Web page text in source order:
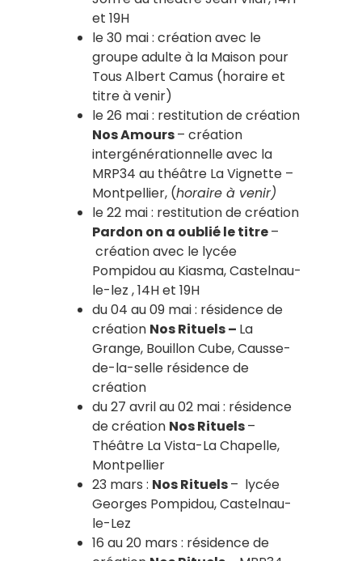
et 19H
le 30 mai : création avec le
groupe adulte à la Maison pour
Tous Albert Camus (horaire et
titre à venir)
le 26 mai : restitution de création
Nos Amours– création
intergénérationnelle avec la
MRP34 au théâtre La Vignette –
Montpellier, (horaire à venir)
le 22 mai : restitution de création
Pardon on a oublié le titre–
création avec le lycée
Pompidou au Kiasma, Castelnau-
le-lez , 14H et 19H
du 04 au 09 mai : résidence de
création Nos Rituels – La
Grange, Bouillon Cube, Causse-
de-la-selle résidence de
création
du 27 avril au 02 mai : résidence
de création Nos Rituels–
Théâtre La Vista-La Chapelle,
Montpellier
23 mars : Nos Rituels– lycée
Georges Pompidou, Castelnau-
le-Lez
16 au 20 mars : résidence de